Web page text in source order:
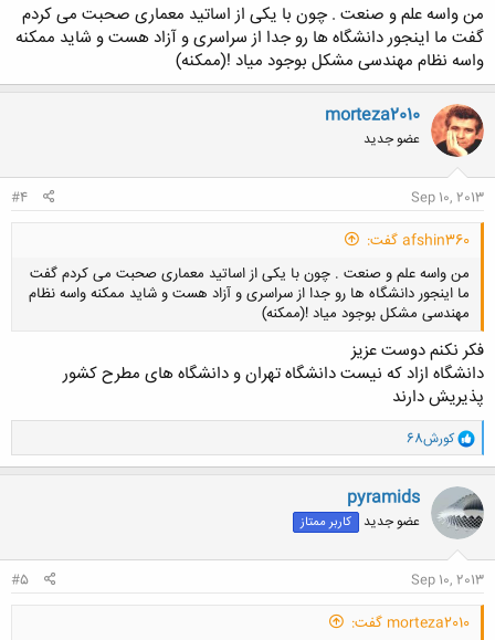
من واسه علم و صنعت . چون با یکی از اساتید معماری صحبت می کردم
گفت ما اینجور دانشگاه ها رو جدا از سراسری و آزاد هست و شاید ممکنه
واسه نظام مهندسی مشکل بوجود میاد !(ممکنه)
morteza2010
عضو جدید
Sep 10, 2013
#4
afshin360 گفت:
من واسه علم و صنعت . چون با یکی از اساتید معماری صحبت می کردم گفت
ما اینجور دانشگاه ها رو جدا از سراسری و آزاد هست و شاید ممکنه واسه نظام
مهندسی مشکل بوجود میاد !(ممکنه)
کلیک کنید تا باز شود...
فکر نکنم دوست عزیز
دانشگاه ازاد که نیست دانشگاه تهران و دانشگاه های مطرح کشور
پذیریش دارند
و
ا
ک
ن
ش
ه
ا
کورش68
pyramids
عضو جدید کاربر ممتاز
Sep 10, 2013
#5
morteza2010 گفت: